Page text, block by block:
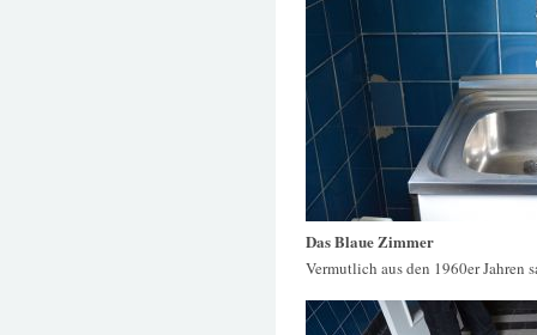
Das Blaue Zimmer
Vermutlich aus den 1960er Jahren